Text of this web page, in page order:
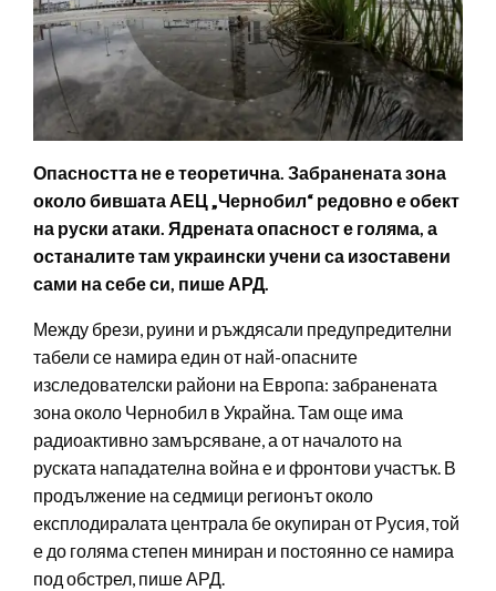
Опасността не е теоретична. Забранената зона
около бившата АЕЦ „Чернобил“ редовно е обект
на руски атаки. Ядрената опасност е голяма, а
останалите там украински учени са изоставени
сами на себе си, пише АРД.
Между брези, руини и ръждясали предупредителни
табели се намира един от най-опасните
изследователски райони на Европа: забранената
зона около Чернобил в Украйна. Там още има
радиоактивно замърсяване, а от началото на
руската нападателна война е и фронтови участък. В
продължение на седмици регионът около
експлодиралата централа бе окупиран от Русия, той
е до голяма степен миниран и постоянно се намира
под обстрел, пише АРД.